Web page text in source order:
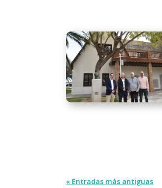
« Entradas más antiguas